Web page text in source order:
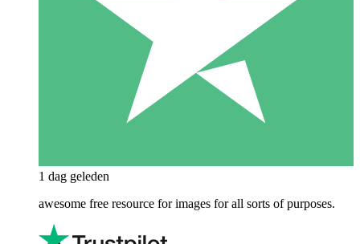
1 dag geleden
awesome free resource for images for all sorts of purposes.